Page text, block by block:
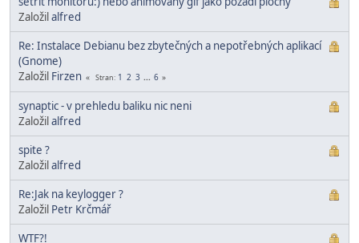
Založilalfred
Re: Instalace Debianu bez zbytečných a nepotřebných aplikací
(Gnome)
Založil Firzen Stran 1 2 3 ... 6
synaptic - v prehledu baliku nic neni
Založilalfred
spite ?
Založilalfred
Re:Jak na keylogger ?
Založil Petr Krčmář
WTF?!